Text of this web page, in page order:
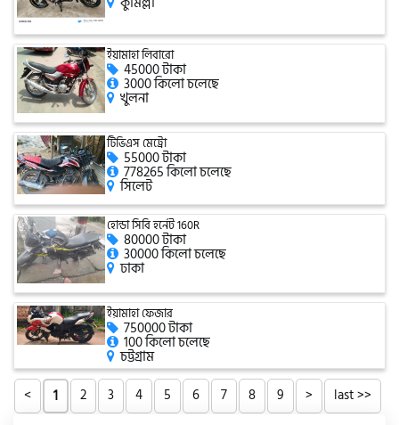
সিঙ্গার
এফবি মনডিয়াল
ডায়াং
গুড হুইল
ইয়ামাহা লিবারো
45000 টাকা
3000 কিলো চলেছে
খুলনা
টিভিএস মেট্রো
55000 টাকা
778265 কিলো চলেছে
সিলেট
হোন্ডা সিবি হর্নেট 160R
80000 টাকা
30000 কিলো চলেছে
ঢাকা
ইয়ামাহা ফেজার
750000 টাকা
100 কিলো চলেছে
চট্টগ্রাম
<
1 2 3 4 5 6 7 8 9 > last >>